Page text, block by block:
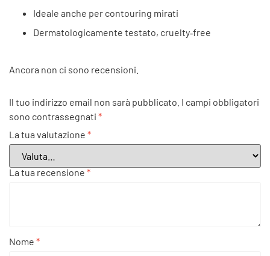
Ideale anche per contouring mirati
Dermatologicamente testato, cruelty‑free
Ancora non ci sono recensioni.
Il tuo indirizzo email non sarà pubblicato. I campi obbligatori
sono contrassegnati *
La tua valutazione *
La tua recensione *
Nome *